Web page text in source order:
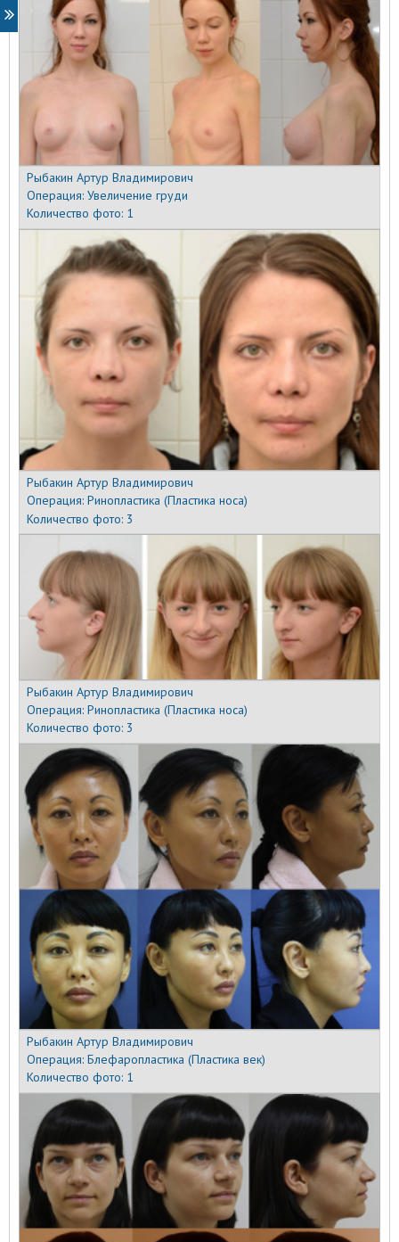
Рыбакин Артур Владимирович
Операция:Увеличение груди
Количество фото: 1
Рыбакин Артур Владимирович
Операция:Ринопластика (Пластика носа)
Количество фото: 3
Рыбакин Артур Владимирович
Операция:Ринопластика (Пластика носа)
Количество фото: 3
Рыбакин Артур Владимирович
Операция:Блефаропластика (Пластика век)
Количество фото: 1